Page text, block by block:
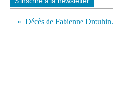
Décès de Fabienne Drouhin.